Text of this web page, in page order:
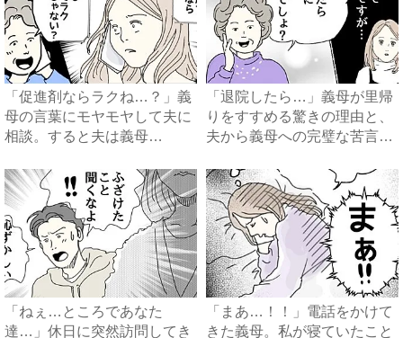
「促進剤ならラクね…？」義
母の言葉にモヤモヤして夫に
相談。すると夫は義母
「退院したら…」義母が里帰
りをすすめる驚きの理由と、
夫から義母への完璧な苦言
「ねぇ…ところであなた
達…」休日に突然訪問してき
「まあ…！！」電話をかけて
きた義母。私が寝ていたこと